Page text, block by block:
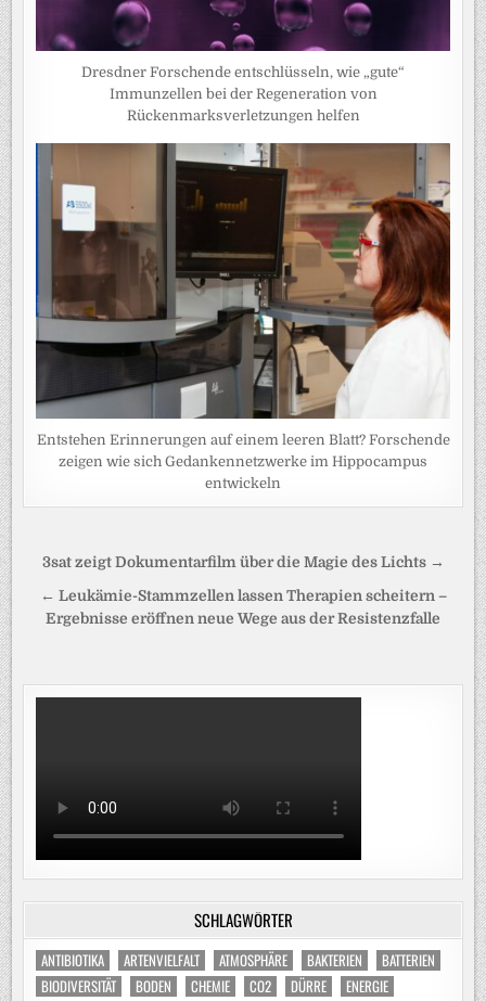
Dresdner Forschende entschlüsseln, wie „gute“
Immunzellen bei der Regeneration von
Rückenmarksverletzungen helfen
Entstehen Erinnerungen auf einem leeren Blatt? Forschende
zeigen wie sich Gedankennetzwerke im Hippocampus
entwickeln
Beitragsnavigation
3sat zeigt Dokumentarfilm über die Magie des Lichts →
← Leukämie-Stammzellen lassen Therapien scheitern –
Ergebnisse eröffnen neue Wege aus der Resistenzfalle
SCHLAGWÖRTER
ANTIBIOTIKA ARTENVIELFALT ATMOSPHÄRE BAKTERIEN
BATTERIEN
BIODIVERSITÄT
BODEN CHEMIE CO2 DÜRRE
ENERGIE